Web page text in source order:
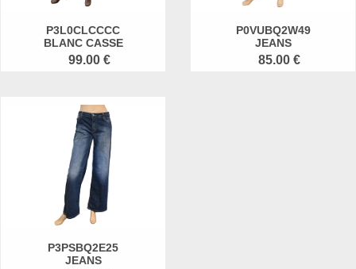
P3L0CLCCCC
BLANC CASSE
99.00 €
P0VUBQ2W49
JEANS
85.00 €
P3PSBQ2E25
JEANS